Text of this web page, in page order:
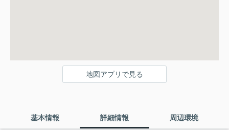
地図アプリで見る
基本情報 詳細情報 周辺環境